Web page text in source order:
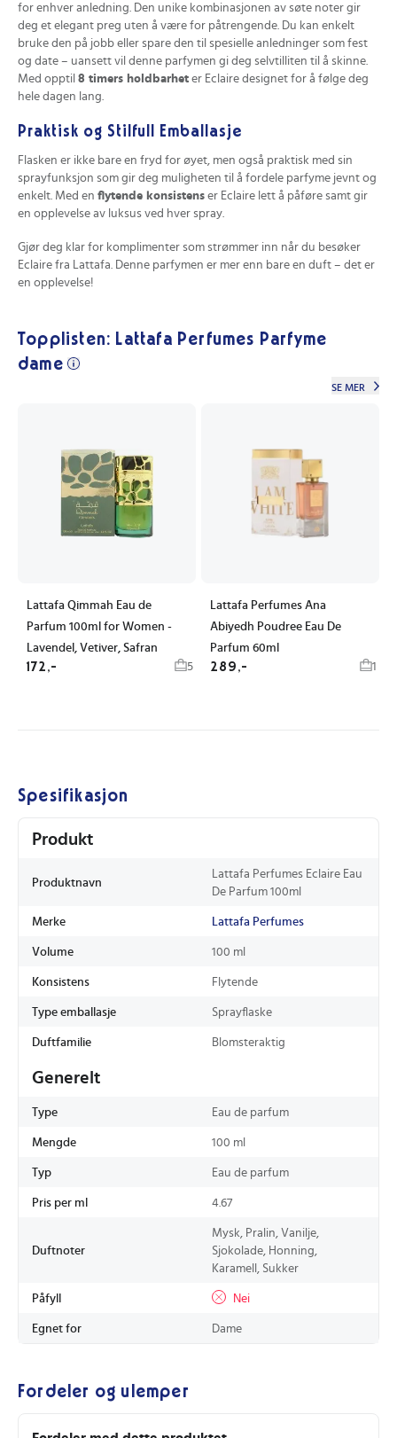
for enhver anledning. Den unike kombinasjonen av søte noter gir
deg et elegant preg uten å være for påtrengende. Du kan enkelt
bruke den på jobb eller spare den til spesielle anledninger som fest
og date – uansett vil denne parfymen gi deg selvtilliten til å skinne.
Med opptil 8 timers holdbarhet er Eclaire designet for å følge deg
hele dagen lang.
Praktisk og Stilfull Emballasje
Flasken er ikke bare en fryd for øyet, men også praktisk med sin
sprayfunksjon som gir deg muligheten til å fordele parfyme jevnt og
enkelt. Med en flytende konsistens er Eclaire lett å påføre samt gir
en opplevelse av luksus ved hver spray.
Gjør deg klar for komplimenter som strømmer inn når du besøker
Eclaire fra Lattafa. Denne parfymen er mer enn bare en duft – det er
en opplevelse!
Topplisten: Lattafa Perfumes Parfyme
dame
SE MER
Lattafa Qimmah Eau de
Parfum 100ml for Women -
Lavendel, Vetiver, Safran
172,- 5
Lattafa Perfumes Ana
Abiyedh Poudree Eau De
Parfum 60ml
289,- 1
Spesifikasjon
Produkt
Produktnavn
Lattafa Perfumes Eclaire Eau
De Parfum 100ml
Merke Lattafa Perfumes
Volume 100 ml
Konsistens Flytende
Type emballasje Sprayflaske
Duftfamilie Blomsteraktig
Generelt
Type Eau de parfum
Mengde 100 ml
Typ Eau de parfum
Pris per ml 4.67
Duftnoter
Mysk, Pralin, Vanilje,
Sjokolade, Honning,
Karamell, Sukker
Påfyll Nei
Egnet for Dame
Fordeler og ulemper